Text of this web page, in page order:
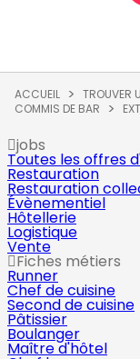
ACCUEIL TROUVER
COMMIS DE BAR
jobs
Toutes les offres
Restauration
Restauration
Évènementiel
Hôtellerie
Logistique
Vente
Fiches métiers
Runner
Chef de cuisine
Second de cuisine
Pâtissier
Boulanger
Maître d'hôtel